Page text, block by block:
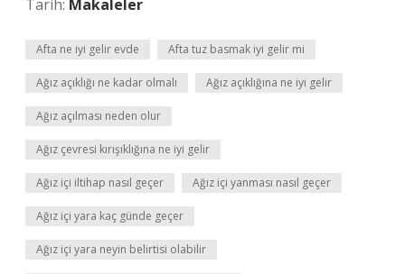
Tarih: Makaleler
Afta ne iyi gelir evde Afta tuz basmak iyi gelir mi
Ağız açıklığı ne kadar olmalı Ağız açıklığına ne iyi gelir
Ağız açılması neden olur
Ağız çevresi kırışıklığına ne iyi gelir
Ağız içi iltihap nasıl geçer Ağız içi yanması nasıl geçer
Ağız içi yara kaç günde geçer
Ağız içi yara neyin belirtisi olabilir